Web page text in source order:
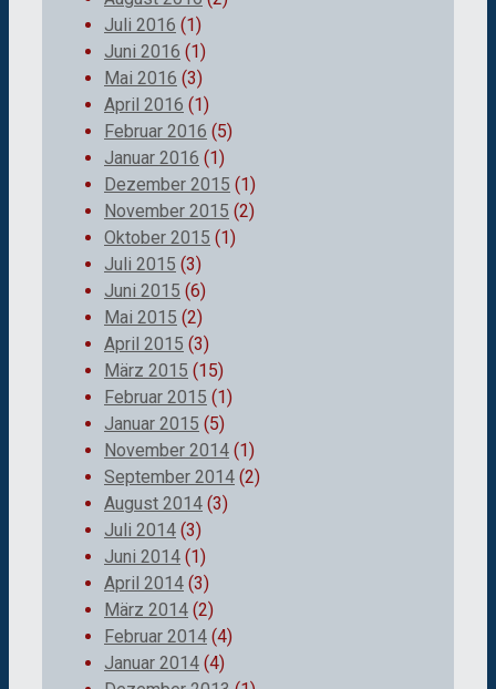
Juli 2016 (1)
Juni 2016 (1)
Mai 2016 (3)
April 2016 (1)
Februar 2016 (5)
Januar 2016 (1)
Dezember 2015 (1)
November 2015 (2)
Oktober 2015 (1)
Juli 2015 (3)
Juni 2015 (6)
Mai 2015 (2)
April 2015 (3)
März 2015 (15)
Februar 2015 (1)
Januar 2015 (5)
November 2014 (1)
September 2014 (2)
August 2014 (3)
Juli 2014 (3)
Juni 2014 (1)
April 2014 (3)
März 2014 (2)
Februar 2014 (4)
Januar 2014 (4)